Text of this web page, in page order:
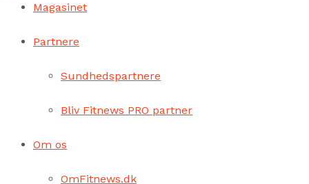
Magasinet
Partnere
Sundhedspartnere
Bliv Fitnews PRO partner
Om os
OmFitnews.dk